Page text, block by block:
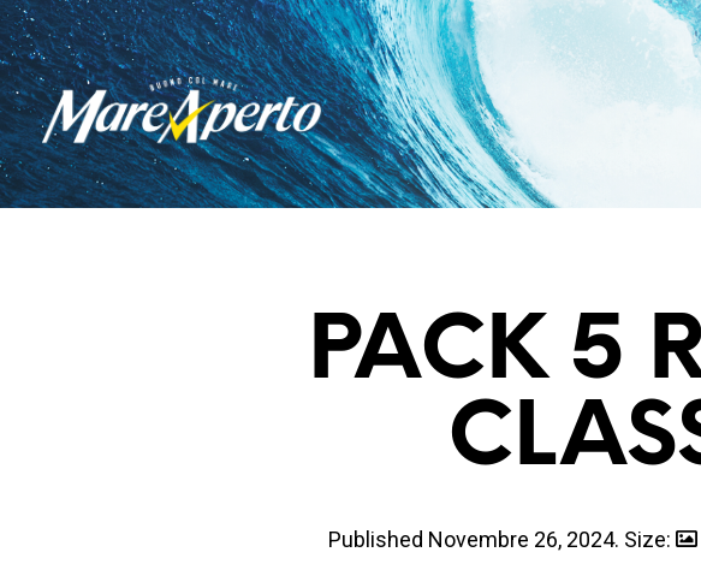
PACK 5
Published Novembre 26, 2024. Size: